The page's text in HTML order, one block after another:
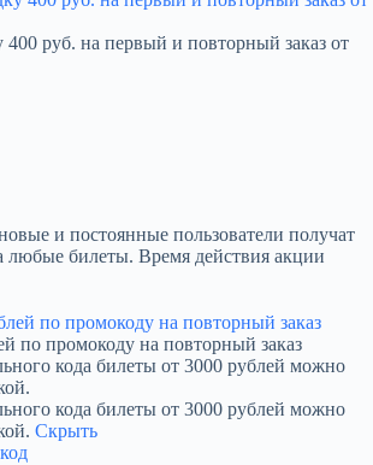
руб. на первый и повторный заказ от
и постоянные пользователи получат
любые билеты. Время действия акции
по промокоду на повторный заказ
кода билеты от 3000 рублей можно
кода билеты от 3000 рублей можно
Скрыть